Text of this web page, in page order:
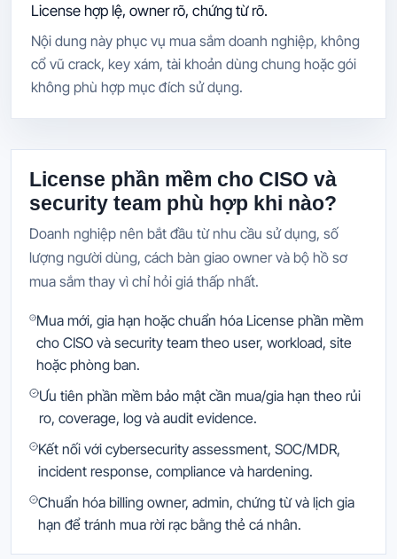
License hợp lệ, owner rõ, chứng từ rõ.
Nội dung này phục vụ mua sắm doanh nghiệp, không
cổ vũ crack, key xám, tài khoản dùng chung hoặc gói
không phù hợp mục đích sử dụng.
License phần mềm cho CISO và
security team phù hợp khi nào?
Doanh nghiệp nên bắt đầu từ nhu cầu sử dụng, số
lượng người dùng, cách bàn giao owner và bộ hồ sơ
mua sắm thay vì chỉ hỏi giá thấp nhất.
Mua mới, gia hạn hoặc chuẩn hóa License phần mềm
cho CISO và security team theo user, workload, site
hoặc phòng ban.
Ưu tiên phần mềm bảo mật cần mua/gia hạn theo rủi
ro, coverage, log và audit evidence.
Kết nối với cybersecurity assessment, SOC/MDR,
incident response, compliance và hardening.
Chuẩn hóa billing owner, admin, chứng từ và lịch gia
hạn để tránh mua rời rạc bằng thẻ cá nhân.